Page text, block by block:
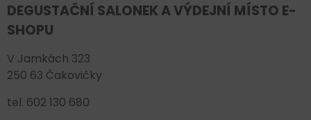
DEGUSTAČNÍ SALONEK A VÝDEJNÍ MÍSTO E-
SHOPU
V Jamkách 323
250 63 Čakovičky
tel. 602 130 680